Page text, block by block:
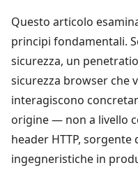
Questo articolo
principi fondamentali.
sicurezza, un
sicurezza browser che
interagiscono
origine — non a livello
header HTTP,
ingegneristiche in